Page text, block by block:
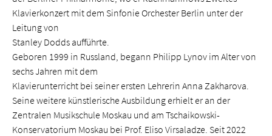
Klavierkonzert mit dem Sinfonie Orchester Berlin unter der
Leitung von
Stanley Dodds aufführte.
Geboren 1999 in Russland, begann Philipp Lynov im Alter von
sechs Jahren mit dem
Klavierunterricht bei seiner ersten Lehrerin Anna Zakharova.
Seine weitere künstlerische Ausbildung erhielt er an der
Zentralen Musikschule Moskau und am Tschaikowski-
Konservatorium Moskau bei Prof. Eliso Virsaladze. Seit 2022